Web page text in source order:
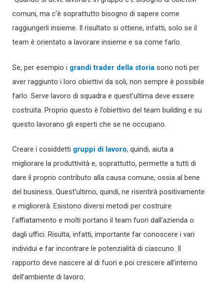
comuni, ma c’è soprattutto bisogno di sapere come
raggiungerli insieme. Il risultato si ottiene, infatti, solo se il
team è orientato a lavorare insieme e sa come farlo.
Se, per esempio i grandi trader della storia sono noti per
aver raggiunto i loro obiettivi da soli, non sempre è possibile
farlo. Serve lavoro di squadra e quest’ultima deve essere
costruita. Proprio questo è l’obiettivo del team building e su
questo lavorano gli esperti che se ne occupano.
Creare i cosiddetti gruppi di lavoro, quindi, aiuta a
migliorare la produttività e, soprattutto, permette a tutti di
dare il proprio contributo alla causa comune, ossia al bene
del business. Quest’ultimo, quindi, ne risentirà positivamente
e migliorerà. Esistono diversi metodi per costruire
l’affiatamento e molti portano il team fuori dall’azienda o
dagli uffici. Risulta, infatti, importante far conoscere i vari
individui e far incontrare le potenzialità di ciascuno. Il
rapporto deve nascere al di fuori e poi crescere all’interno
dell’ambiente di lavoro.